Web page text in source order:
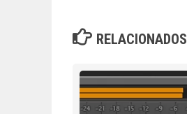
RELACIONADOS